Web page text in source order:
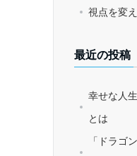
視点を変
最近の投稿
幸せな人
とは
「ドラゴ